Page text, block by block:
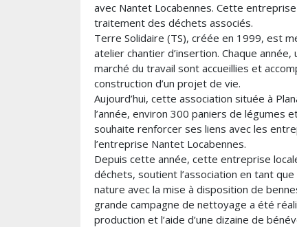
avec Nantet Locabennes. Cette
traitement des déchets associés.
Terre Solidaire (TS), créée en 1999, est
atelier chantier d’insertion. Chaque
marché du travail sont accueillies et
construction d’un projet de vie.
Aujourd’hui, cette association située à
l’année, environ 300 paniers de légumes
souhaite renforcer ses liens avec les
l’entreprise Nantet Locabennes.
Depuis cette année, cette entreprise
déchets, soutient l’association en tant
nature avec la mise à disposition de
grande campagne de nettoyage a été
production et l’aide d’une dizaine de